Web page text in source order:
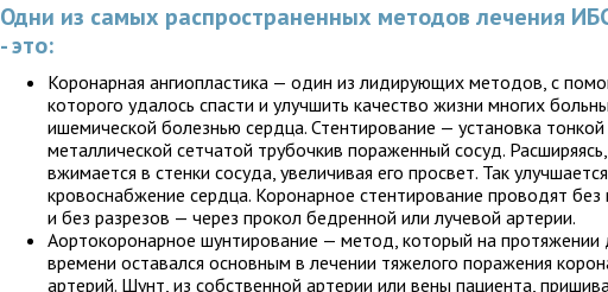
Одни из самых распространенных методов лечения
- это:
Коронарная ангиопластика — один из лидирующих методов, с
которого удалось спасти и улучшить качество жизни многих
ишемической болезнью сердца. Стентирование — установка тонкой
металлической сетчатой трубочкив пораженный сосуд.
вжимается в стенки сосуда, увеличивая его просвет. Так улучшается
кровоснабжение сердца. Коронарное стентирование проводят без
и без разрезов — через прокол бедренной или лучевой артерии.
Аортокоронарное шунтирование — метод, который на протяжении
времени оставался основным в лечении тяжелого поражения
артерий. Шунт, из собственной артерии или вены пациента,